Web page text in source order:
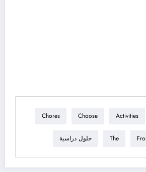
Activities
Choose
Chores
The حلول دراسية